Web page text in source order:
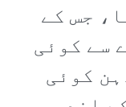
جس کے
سے کوئی
کوئی